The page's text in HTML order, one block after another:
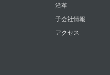
沿革
子会社情報
アクセス